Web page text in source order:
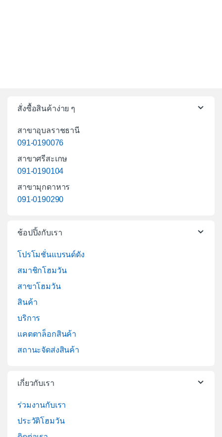
สั่งซื้อสินค้าง่าย ๆ
สาขาอุบลราชธานี
091-0190076
สาขาศรีสะเกษ
091-0190104
สาขามุกดาหาร
091-0190290
ช้อปปิ้งกับเรา
โปรโมชั่นแบรนด์ดัง
สมาชิกโฮมวัน
สาขาโฮมวัน
สินค้า
บริการ
แคตตาล็อกสินค้า
สถานะจัดส่งสินค้า
เกี่ยวกับเรา
ร่วมงานกับเรา
ประวัติโฮมวัน